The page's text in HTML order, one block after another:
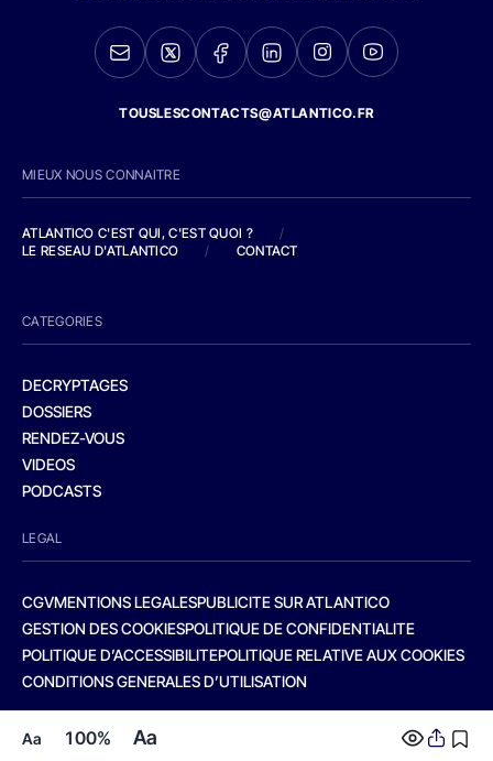
Aa 100% Aa
TOUSLESCONTACTS@ATLANTICO.FR
MIEUX NOUS CONNAITRE
ATLANTICO C'EST QUI, C'EST QUOI ?
/
LE RESEAU D'ATLANTICO
/ CONTACT
CATEGORIES
DECRYPTAGES
DOSSIERS
RENDEZ-VOUS
VIDEOS
PODCASTS
LEGAL
CGVMENTIONS LEGALESPUBLICITE SUR ATLANTICO
GESTION DES COOKIESPOLITIQUE DE CONFIDENTIALITE
POLITIQUE D’ACCESSIBILITEPOLITIQUE RELATIVE AUX COOKIES
CONDITIONS GENERALES D’UTILISATION